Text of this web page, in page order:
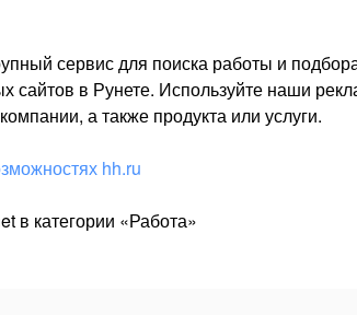
сервис для поиска работы и
сайтов в Рунете. Используйте наши
а также продукта или услуги.
hh.ru
в категории «Работа»